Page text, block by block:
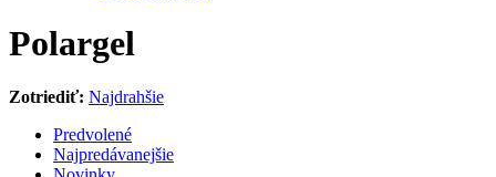
Polargel
Zotriediť: Najdrahšie
Predvolené
Najpredávanejšie